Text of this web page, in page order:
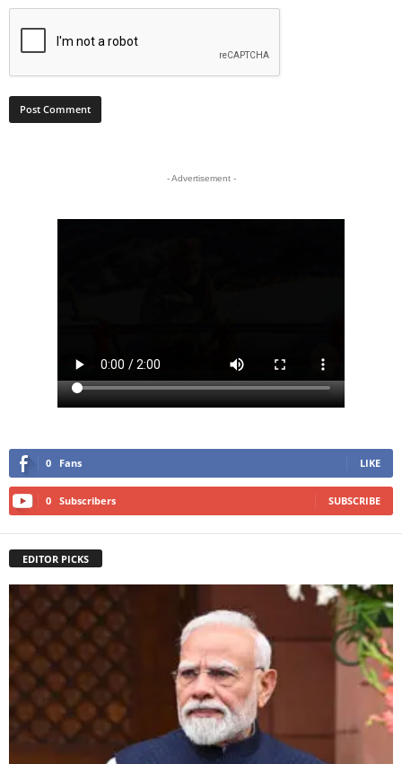
- Advertisement -
0 Fans LIKE
0 Subscribers SUBSCRIBE
EDITOR PICKS